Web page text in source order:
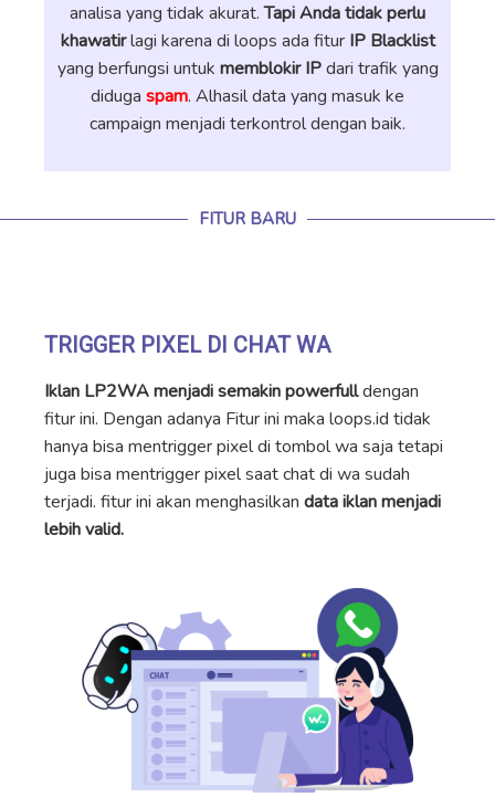
analisa yang tidak akurat.Tapi Anda tidak perlu
khawatirlagi karena di loops ada fiturIP Blacklist
yang berfungsi untuk memblokir IPdari trafik yang
diduga spam. Alhasil data yang masuk ke
campaign menjadi terkontrol dengan baik.
FITUR BARU
TRIGGER PIXEL DI CHAT WA
Iklan LP2WA menjadi semakin powerfulldengan
fitur ini. Dengan adanya Fitur ini maka loops.id tidak
hanya bisa mentrigger pixel di tombol wa saja tetapi
juga bisa mentrigger pixel saat chat di wa sudah
terjadi. fitur ini akan menghasilkan data iklan menjadi
lebih valid.